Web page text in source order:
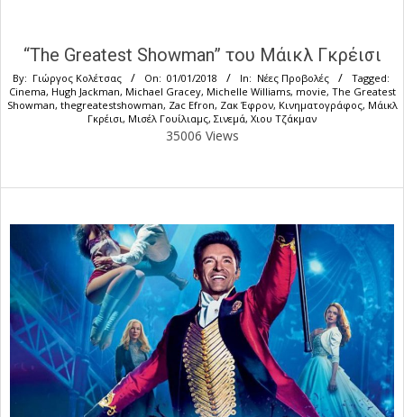
“The Greatest Showman” του Μάικλ Γκρέισι
By: Γιώργος Κολέτσας On: 01/01/2018 In: Νέες Προβολές
Tagged:
Cinema, Hugh Jackman, Michael Gracey, Michelle Williams, movie, The Greatest
Showman, thegreatestshowman, Zac Efron, Ζακ Έφρον, Κινηματογράφος, Μάικλ
Γκρέισι, Μισέλ Γουίλιαμς, Σινεμά, Χιου Τζάκμαν
35006 Views